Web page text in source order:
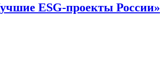
ESG-проекты России»